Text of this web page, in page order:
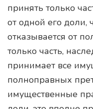
принять только
от одной его доли,
отказывается от
только часть,
принимает все
полноправных
имущественные